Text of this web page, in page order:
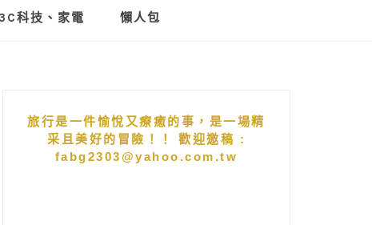
科技、家電 懶人包
旅行是一件愉悅又療癒的事，是一場精
采且美好的冒險！！ 歡迎邀稿 :
fabg2303@yahoo.com.tw